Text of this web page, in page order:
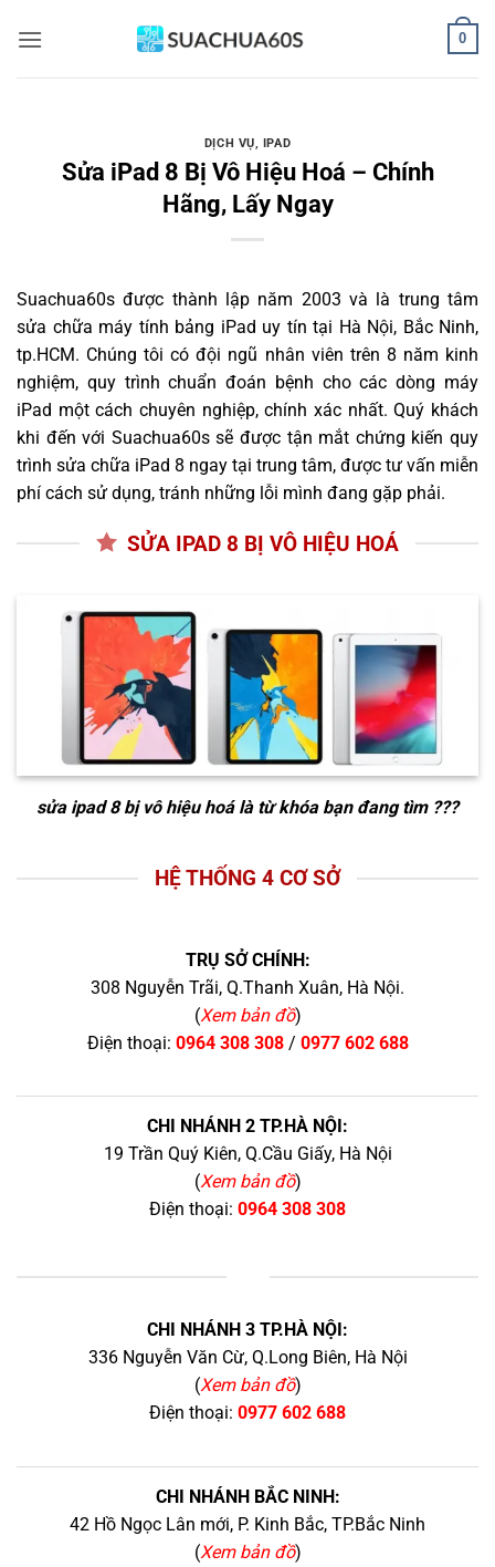
qua
0
DỊCH VỤ, IPAD
Sửa iPad 8 Bị Vô Hiệu Hoá – Chính
Hãng, Lấy Ngay
Suachua60s được thành lập năm 2003 và là trung tâm
sửa chữa máy tính bảng iPad uy tín tại Hà Nội, Bắc Ninh,
tp.HCM. Chúng tôi có đội ngũ nhân viên trên 8 năm kinh
nghiệm, quy trình chuẩn đoán bệnh cho các dòng máy
iPad một cách chuyên nghiệp, chính xác nhất. Quý khách
khi đến với Suachua60s sẽ được tận mắt chứng kiến quy
trình sửa chữa iPad 8 ngay tại trung tâm, được tư vấn miễn
phí cách sử dụng, tránh những lỗi mình đang gặp phải.
SỬA IPAD 8 BỊ VÔ HIỆU HOÁ
sửa ipad 8 bị vô hiệu hoálà từ khóa bạn đang tìm ???
HỆ THỐNG 4 CƠ SỞ
TRỤ SỞ CHÍNH:
308 Nguyễn Trãi, Q.Thanh Xuân, Hà Nội.
(Xem bản đồ)
Điện thoại: 0964 308 308/ 0977 602 688
CHI NHÁNH 2 TP.HÀ NỘI:
19 Trần Quý Kiên, Q.Cầu Giấy, Hà Nội
(Xem bản đồ)
Điện thoại: 0964 308 308
CHI NHÁNH 3 TP.HÀ NỘI:
336 Nguyễn Văn Cừ, Q.Long Biên, Hà Nội
(Xem bản đồ)
Điện thoại: 0977 602 688
CHI NHÁNH BẮC NINH:
42 Hồ Ngọc Lân mới, P. Kinh Bắc, TP.Bắc Ninh
(Xem bản đồ)